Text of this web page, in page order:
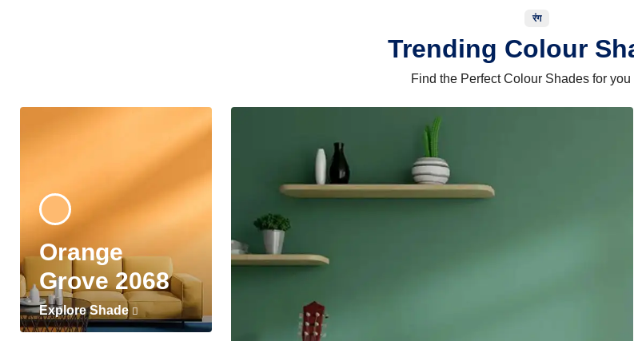
रंग
Trending Colour
Find the Perfect Colour Shades for
Orange
Grove 2068
Explore Shade